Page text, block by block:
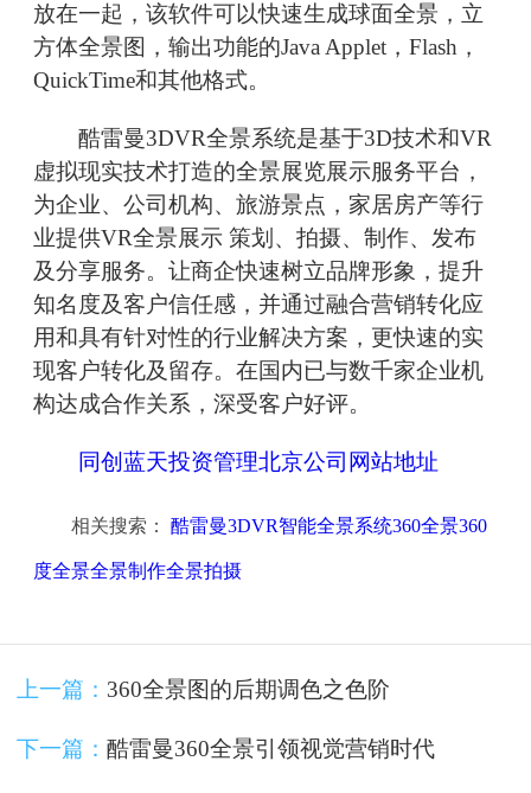
放在一起，该软件可以快速生成球面全景，立
方体全景图，输出功能的Java Applet，Flash，
QuickTime和其他格式。
酷雷曼3DVR全景系统是基于3D技术和VR
虚拟现实技术打造的全景展览展示服务平台，
为企业、公司机构、旅游景点，家居房产等行
业提供VR全景展示 策划、拍摄、制作、发布
及分享服务。让商企快速树立品牌形象，提升
知名度及客户信任感，并通过融合营销转化应
用和具有针对性的行业解决方案，更快速的实
现客户转化及留存。在国内已与数千家企业机
构达成合作关系，深受客户好评。
同创蓝天投资管理北京公司网站地址
相关搜索： 酷雷曼3DVR智能全景系统360全景360
度全景全景制作全景拍摄
上一篇： 360全景图的后期调色之色阶
下一篇： 酷雷曼360全景引领视觉营销时代